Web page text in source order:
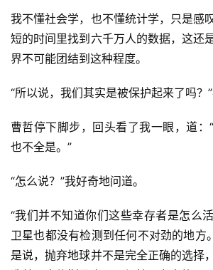
我不懂社会学，也不懂统计学，只是感
短的时间里找到六千万人的数据，这还
界不可能团结到这种程度。
“所以说，我们其实是被保护起来了吗？”
曹哲停下脚步，回头看了我一眼，道：
也不全是。”
“怎么说？”我好奇地问道。
“我们并不知道你们这些幸存者是怎么
卫星也都没有检测到任何不对劲的地方
是说，抛弃地球并不是完全正确的选择